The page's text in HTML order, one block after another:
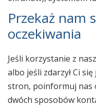
Przekaż nam
oczekiwania
Jeśli korzystanie z
albo jeśli zdarzył Ci
stron, poinformuj nas
dwóch sposobów